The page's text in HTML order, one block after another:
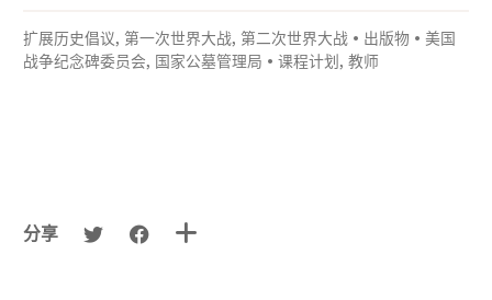
扩展历史倡议, 第一次世界大战, 第二次世界大战 • 出版物 • 美国
战争纪念碑委员会, 国家公墓管理局 • 课程计划 , 教师
分享